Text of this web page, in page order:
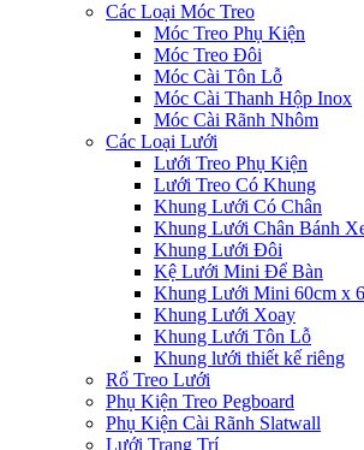
Các Loại Móc Treo
Móc Treo Phụ Kiện
Móc Treo Đôi
Móc Cài Tôn Lỗ
Móc Cài Thanh Hộp Inox
Móc Cài Rãnh Nhôm
Các Loại Lưới
Lưới Treo Phụ Kiện
Lưới Treo Có Khung
Khung Lưới Có Chân
Khung Lưới Chân Bánh
Khung Lưới Đôi
Kệ Lưới Mini Để Bàn
Khung Lưới Mini 60cm x
Khung Lưới Xoay
Khung Lưới Tôn Lỗ
Khung lưới thiết kế riêng
Rổ Treo Lưới
Phụ Kiện Treo Pegboard
Phụ Kiện Cài Rãnh Slatwall
Lưới Trang Trí